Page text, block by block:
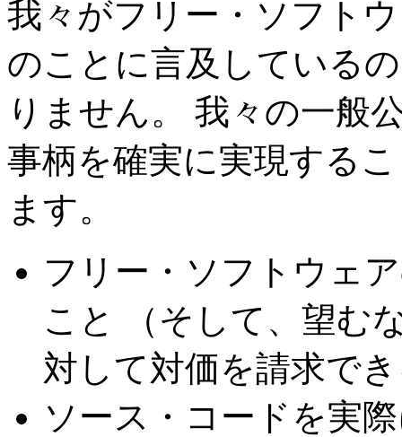
我々がフリー・ソフト
のことに言及している
りません。 我々の一般
事柄を確実に実現する
ます。
フリー・ソフトウェ
こと （そして、望む
対して対価を請求で
ソース・コードを実